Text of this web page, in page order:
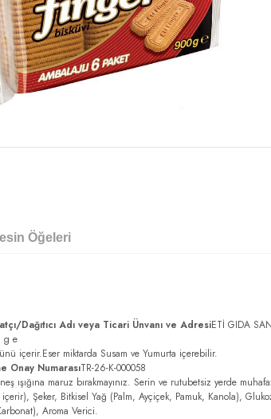
Öğeleri
Dağıtıcı Adı veya Ticari Ünvanı ve AdresiETİ GIDA
g e
içerir.Eser miktarda Susam ve Yumurta içerebilir.
Onay NumarasıTR-26-K-000058
ışığına maruz bırakmayınız. Serin ve rutubetsiz yerde
Şeker, Bitkisel Yağ (Palm, Ayçiçek, Pamuk, Kanola),
Aroma Verici.